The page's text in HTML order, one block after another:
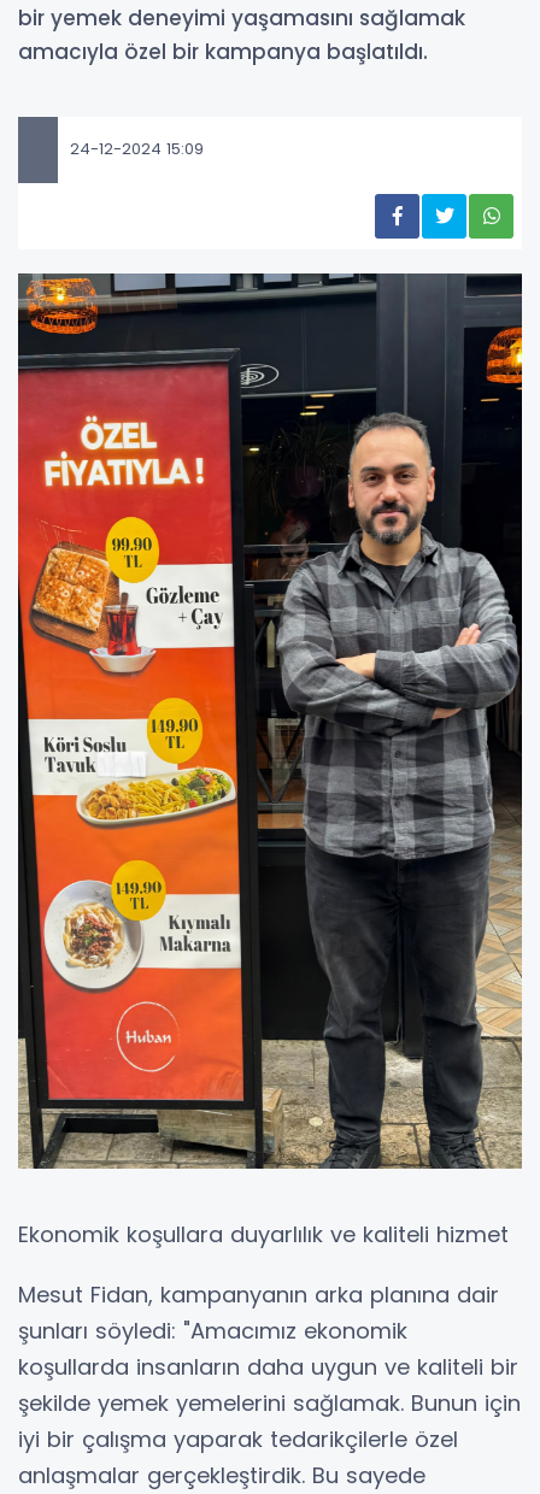
bir yemek deneyimi yaşamasını sağlamak
amacıyla özel bir kampanya başlatıldı.
24-12-2024 15:09
Ekonomik koşullara duyarlılık ve kaliteli hizmet
Mesut Fidan, kampanyanın arka planına dair
şunları söyledi: "Amacımız ekonomik
koşullarda insanların daha uygun ve kaliteli bir
şekilde yemek yemelerini sağlamak. Bunun için
iyi bir çalışma yaparak tedarikçilerle özel
anlaşmalar gerçekleştirdik. Bu sayede